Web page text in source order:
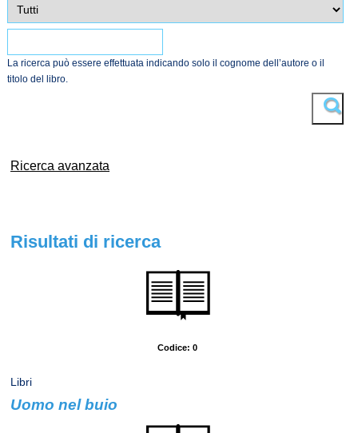
La ricerca può essere effettuata indicando solo il cognome dell’autore o il
titolo del libro.
Trova
Ricerca avanzata
Risultati di ricerca
Codice: 0
Libri
Uomo nel buio